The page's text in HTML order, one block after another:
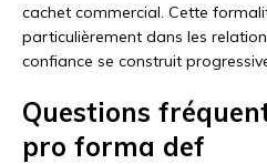
cachet commercial. Cette
particulièrement dans les
confiance se construit
Questions
pro forma def